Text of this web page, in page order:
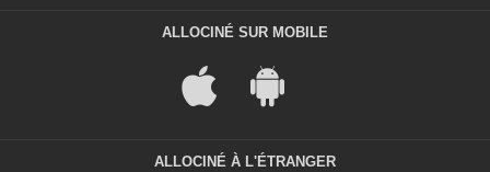
ALLOCINÉ SUR MOBILE
ALLOCINÉ À L'ÉTRANGER